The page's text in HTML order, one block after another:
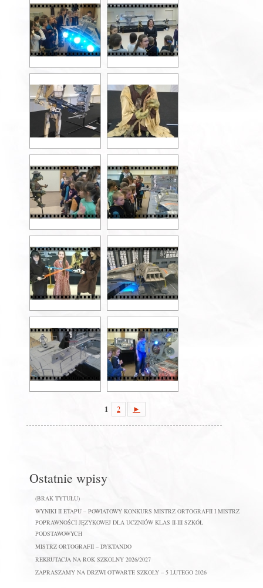
1 2 ►
Ostatnie wpisy
(BRAK TYTUŁU)
WYNIKI II ETAPU – POWIATOWY KONKURS MISTRZ ORTOGRAFII I MISTRZ
POPRAWNOŚCI JĘZYKOWEJ DLA UCZNIÓW KLAS II-III SZKÓŁ
PODSTAWOWYCH
MISTRZ ORTOGRAFII – DYKTANDO
REKRUTACJA NA ROK SZKOLNY 2026/2027
ZAPRASZAMY NA DRZWI OTWARTE SZKOŁY – 5 LUTEGO 2026